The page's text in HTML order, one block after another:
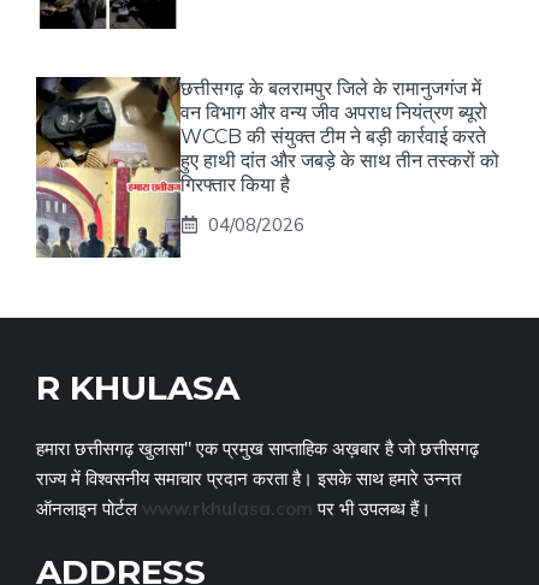
छत्तीसगढ़ के बलरामपुर जिले के रामानुजगंज में
वन विभाग और वन्य जीव अपराध नियंत्रण ब्यूरो
WCCB की संयुक्त टीम ने बड़ी कार्रवाई करते
हुए हाथी दांत और जबड़े के साथ तीन तस्करों को
गिरफ्तार किया है
04/08/2026
R KHULASA
हमारा छत्तीसगढ़ खुलासा" एक प्रमुख साप्ताहिक अख़बार है जो छत्तीसगढ़
राज्य में विश्वसनीय समाचार प्रदान करता है। इसके साथ हमारे उन्नत
ऑनलाइन पोर्टल www.rkhulasa.com पर भी उपलब्ध हैं।
ADDRESS